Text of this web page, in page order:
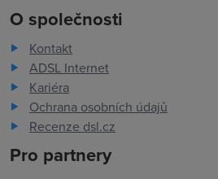
O společnosti
Kontakt
ADSL Internet
Kariéra
Ochrana osobních údajů
Recenze dsl.cz
Pro partnery